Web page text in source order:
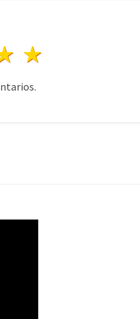
4 estrellas
estrellas